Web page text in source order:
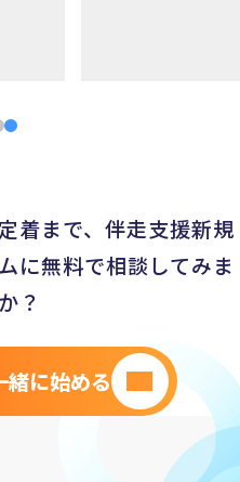
着まで、伴走支援新規
に無料で相談してみま
？
緒に始める